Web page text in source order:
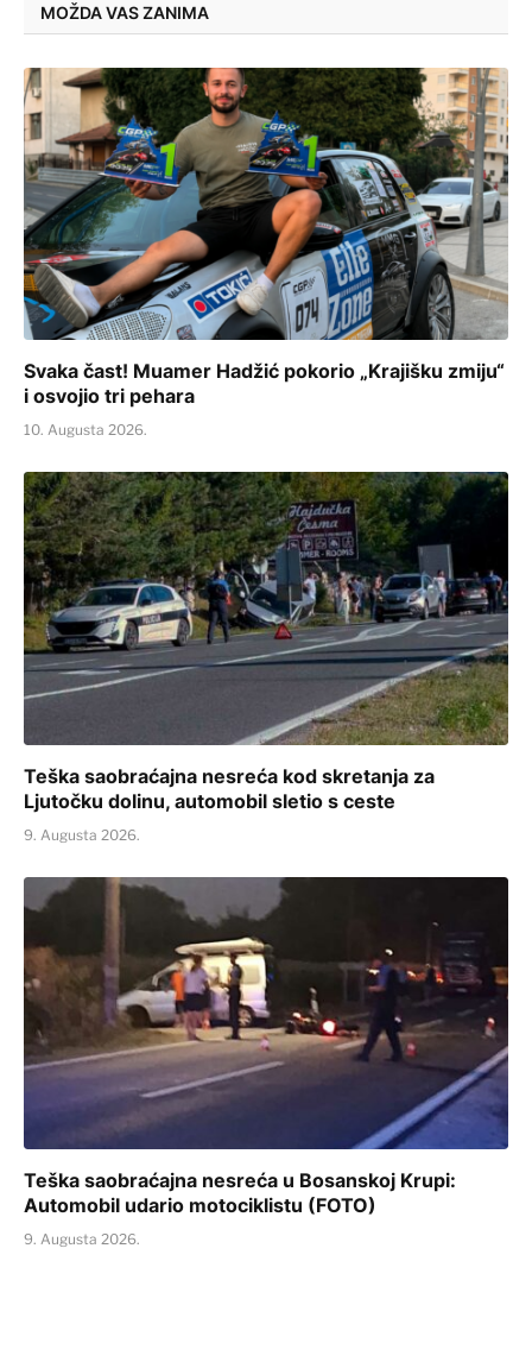
MOŽDA VAS ZANIMA
Svaka čast! Muamer Hadžić pokorio „Krajišku zmiju“
i osvojio tri pehara
10. Augusta 2026.
Teška saobraćajna nesreća kod skretanja za
Ljutočku dolinu, automobil sletio s ceste
9. Augusta 2026.
Teška saobraćajna nesreća u Bosanskoj Krupi:
Automobil udario motociklistu (FOTO)
9. Augusta 2026.